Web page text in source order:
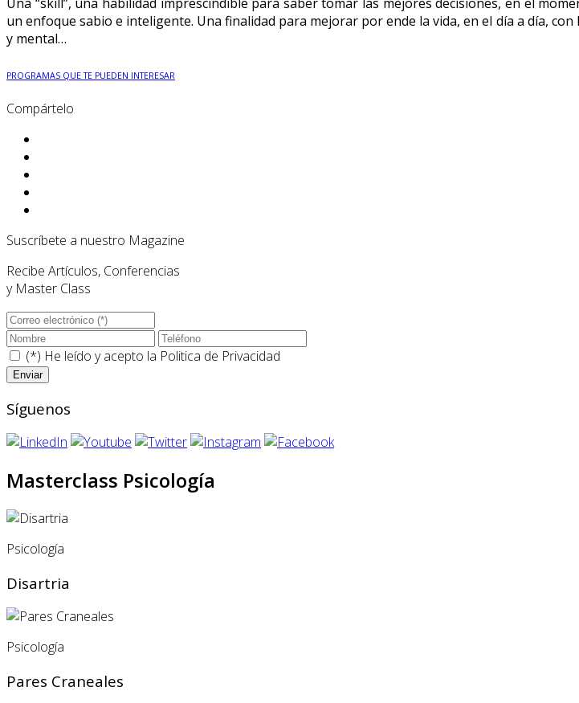
un enfoque sabio e inteligente. Una finalidad para mejorar por ende la vida, en el día a día,
y mental…
PROGRAMAS QUE TE PUEDEN INTERESAR
Compártelo
Suscríbete a nuestro Magazine
Recibe Artículos, Conferencias
y Master Class
(*) He leído y acepto la Politica de Privacidad
Síguenos
Masterclass Psicología
Psicología
Disartria
Psicología
Pares Craneales